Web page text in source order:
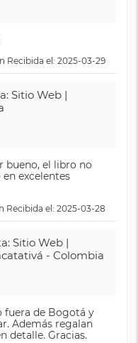
Recibida el: 2025-03-29
Sitio Web |
bueno, el libro no
excelentes
Recibida el: 2025-03-28
Sitio Web |
- Colombia
fuera de Bogotá y
Además regalan
detalle. Gracias.